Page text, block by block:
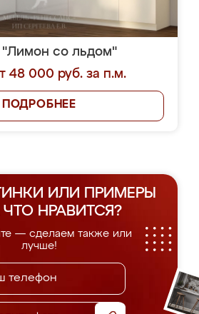
"Лимон со льдом"
48 000 руб. за п.м.
ПОДРОБНЕЕ
ИЛИ ПРИМЕРЫ
ЧТО НРАВИТСЯ?
— сделаем также или
лучше!